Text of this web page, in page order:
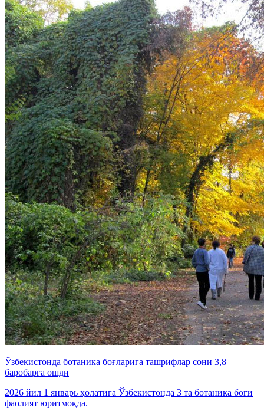
Ўзбекистонда ботаника боғларига ташрифлар сони 3,8
баробарга ошди
2026 йил 1 январь ҳолатига Ўзбекистонда 3 та ботаника боғи
фаолият юритмоқда.